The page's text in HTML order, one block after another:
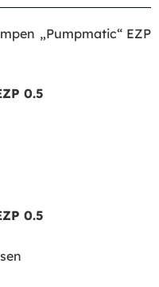
„Pumpmatic“ EZP
0.5
0.5